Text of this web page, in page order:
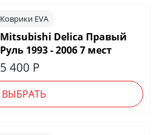
Коврики EVA
Mitsubishi Delica Правый
Руль 1993 - 2006 7 мест
5 400 Р
ВЫБРАТЬ